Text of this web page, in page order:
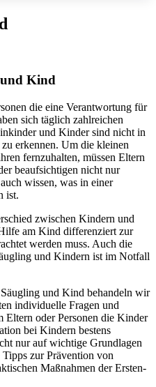
Kind
die eine Verantwortung für
sich täglich zahlreichen
und Kinder sind nicht in
erkennen. Um die kleinen
fernzuhalten, müssen Eltern
beaufsichtigen nicht nur
wissen, was in einer
ist.
zwischen Kindern und
am Kind differenziert zur
werden muss. Auch die
und Kindern ist im Notfall
und Kind behandeln wir
individuelle Fragen und
Eltern oder Personen die Kinder
bei Kindern bestens
nur auf wichtige Grundlagen
zur Prävention von
Maßnahmen der Ersten-